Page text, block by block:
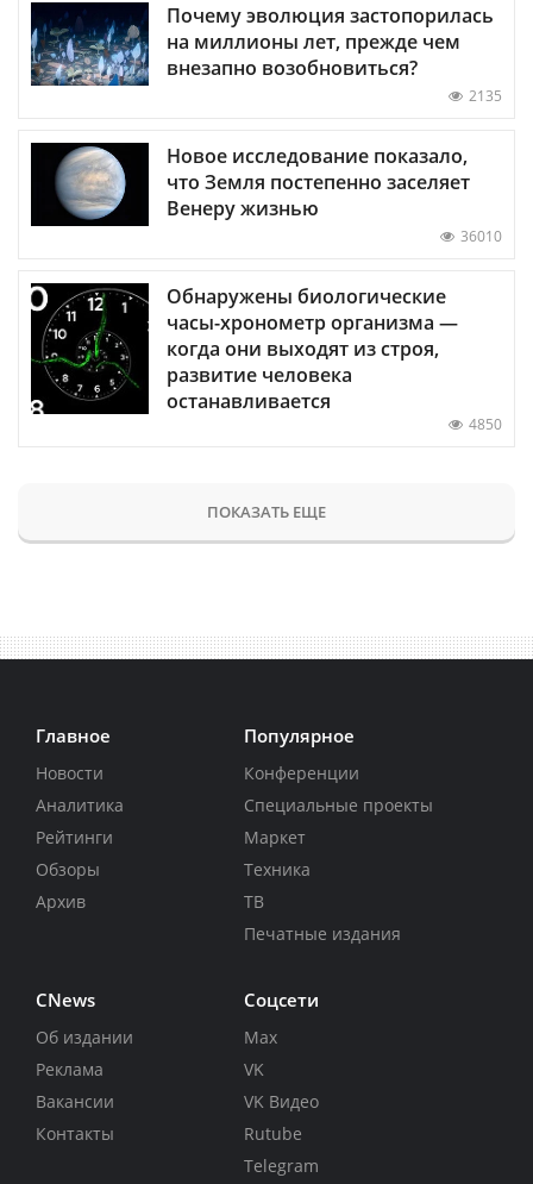
Почему эволюция застопорилась
на миллионы лет, прежде чем
внезапно возобновиться?
2135
Новое исследование показало,
что Земля постепенно заселяет
Венеру жизнью
36010
Обнаружены биологические
часы-хронометр организма —
когда они выходят из строя,
развитие человека
останавливается
4850
ПОКАЗАТЬ ЕЩЕ
Главное
Новости
Аналитика
Рейтинги
Обзоры
Архив
Популярное
Конференции
Специальные проекты
Маркет
Техника
ТВ
Печатные издания
CNews
Об издании
Реклама
Вакансии
Контакты
Соцсети
Max
VK
VK Видео
Rutube
Telegram